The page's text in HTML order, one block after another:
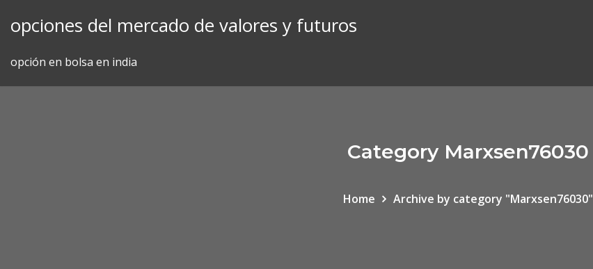
opciones del mercado de valores y futuros
opción en bolsa en india
Category Marxsen76030
Home Archive by category "Marxsen76030"